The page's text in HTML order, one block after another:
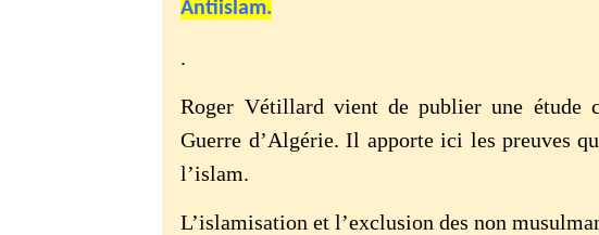
Antiislam.
.
Roger Vétillard vient de publier une étude
Guerre d’Algérie. Il apporte ici les preuves
l’islam.
L’islamisation et l’exclusion des non